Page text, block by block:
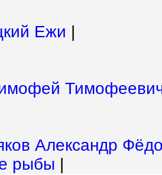
Ежи |
Александр
рыбы |